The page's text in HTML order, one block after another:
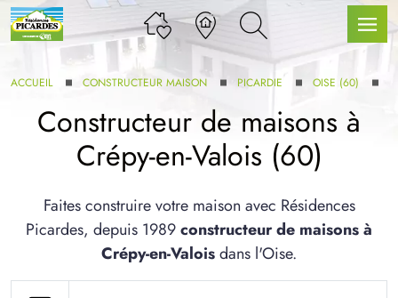
SERVICE BDL EXTENSION
ACCUEIL CONSTRUCTEUR MAISON PICARDIE OISE (60)
Constructeur de maisons à
Crépy-en-Valois (60)
Faites construire votre maison avec Résidences
Picardes, depuis 1989constructeur de maisons à
Crépy-en-Valoisdans l'Oise.